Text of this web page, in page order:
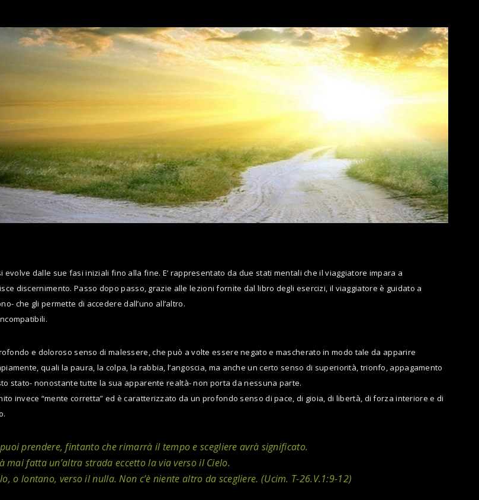
dalle sue fasi iniziali fino alla fine. E’ rappresentato da due stati mentali che il viaggiatore impara a
discernimento. Passo dopo passo, grazie alle lezioni fornite dal libro degli esercizi, il viaggiatore è guidato a
che gli permette di accedere dall’uno all’altro.
e doloroso senso di malessere, che può a volte essere negato e mascherato in modo tale da apparire
quali la paura, la colpa, la rabbia, l’angoscia, ma anche un certo senso di superiorità, trionfo, appagamento
stato- nonostante tutte la sua apparente realtà- non porta da nessuna parte.
invece “mente corretta” ed è caratterizzato da un profondo senso di pace, di gioia, di libertà, di forza interiore e di
prendere, fintanto che rimarrà il tempo e scegliere avrà significato.
mai fatta un’altra strada eccetto la via verso il Cielo.
o lontano, verso il nulla. Non c’è niente altro da scegliere. (Ucim. T-26.V.1:9-12)